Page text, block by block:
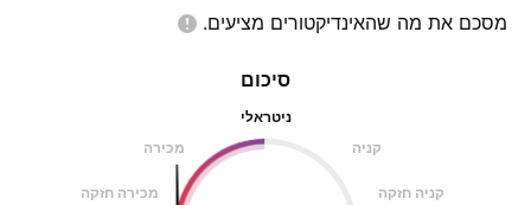
מסכם את מה שהאינדיקטורים מציעים.
סיכום
ניטראלי
מכירה
קניה
מכירה חזקה קניה חזקה